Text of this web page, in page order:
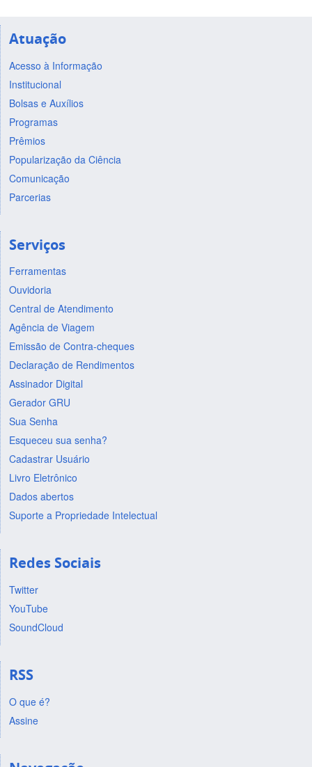
Atuação
Acesso à Informação
Institucional
Bolsas e Auxílios
Programas
Prêmios
Popularização da Ciência
Comunicação
Parcerias
Serviços
Ferramentas
Ouvidoria
Central de Atendimento
Agência de Viagem
Emissão de Contra-cheques
Declaração de Rendimentos
Assinador Digital
Gerador GRU
Sua Senha
Esqueceu sua senha?
Cadastrar Usuário
Livro Eletrônico
Dados abertos
Suporte a Propriedade Intelectual
Redes Sociais
Twitter
YouTube
SoundCloud
RSS
O que é?
Assine